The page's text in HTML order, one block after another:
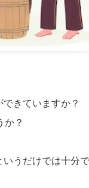
きていますか？
か？
うだけでは十分で